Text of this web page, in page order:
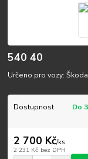
540 40
Určeno pro vozy: Škoda
Dostupnost Do
2 700 Kč/ks
2 231 Kč bez DPH